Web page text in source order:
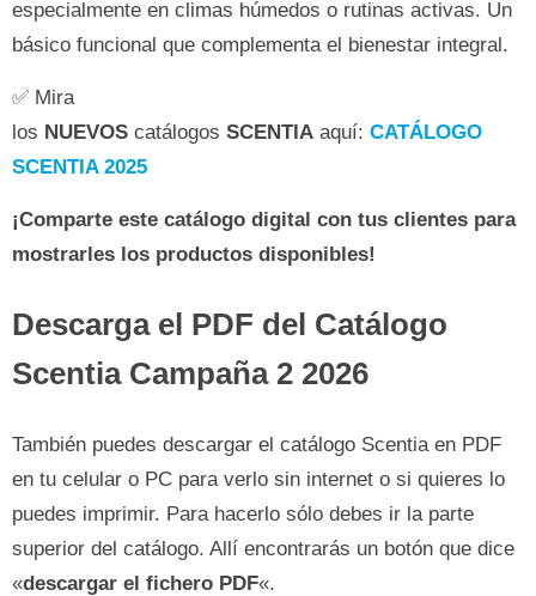
especialmente en climas húmedos o rutinas activas. Un
básico funcional que complementa el bienestar integral.
✅ Mira
los NUEVOS catálogos SCENTIA aquí: CATÁLOGO
SCENTIA 2025
¡Comparte este catálogo digital con tus clientes para
mostrarles los productos disponibles!
Descarga el PDF del Catálogo
Scentia Campaña 2 2026
También puedes descargar el catálogo Scentia en PDF
en tu celular o PC para verlo sin internet o si quieres lo
puedes imprimir. Para hacerlo sólo debes ir la parte
superior del catálogo. Allí encontrarás un botón que dice
«descargar el fichero PDF«.